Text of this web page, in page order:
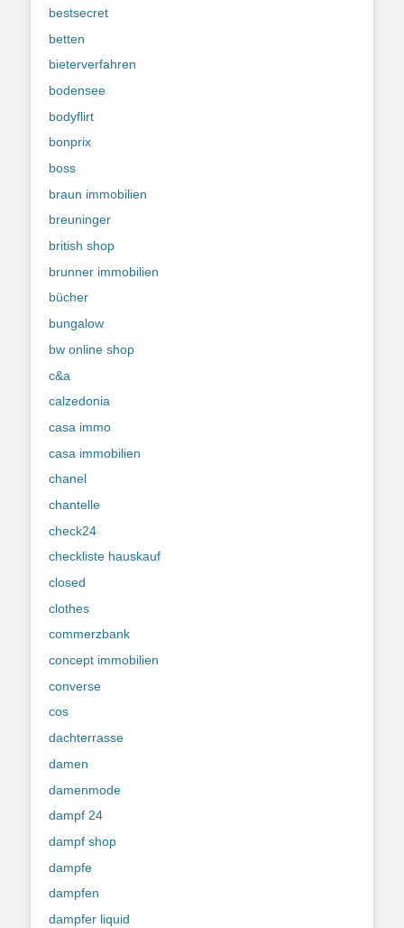
bestsecret
betten
bieterverfahren
bodensee
bodyflirt
bonprix
boss
braun immobilien
breuninger
british shop
brunner immobilien
bücher
bungalow
bw online shop
c&a
calzedonia
casa immo
casa immobilien
chanel
chantelle
check24
checkliste hauskauf
closed
clothes
commerzbank
concept immobilien
converse
cos
dachterrasse
damen
damenmode
dampf 24
dampf shop
dampfe
dampfen
dampfer liquid